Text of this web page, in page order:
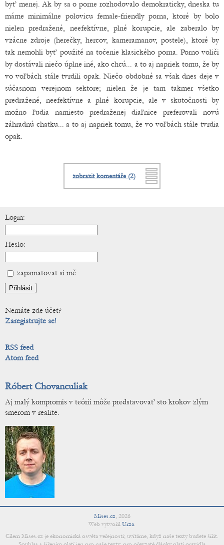
byť menej. Ak by sa o porne rozhodovalo demokraticky, dneska tu
máme minimálne polovicu female-friendly porna, ktoré by bolo
nielen predražené, neefektívne, plné korupcie, ale zaberalo by
vzácne zdroje (herečky, hercov, kameramanov, postele), ktoré by
tak nemohli byť použité na točenie klasického porna. Porno voliči
by dostávali niečo úplne iné, ako chcú... a to aj napriek tomu, že by
vo voľbách stále tvrdili opak. Niečo obdobné sa však dnes deje v
súčasnom verejnom sektore; nielen že je tam takmer všetko
predražené, neefektívne a plné korupcie, ale v skutočnosti by
možno ľudia namiesto predraženej diaľnice preferovali novú
záhradnú chatku... a to aj napriek tomu, že vo voľbách stále tvrdia
opak.
zobrazit komentáře (2)
Login:
Heslo:
zapamatovat si mě
Nemáte zde účet?
Zaregistrujte se!
RSS feed
Atom feed
Róbert Chovanculiak
Aj malý kompromis v teórii môže predstavovať sto krokov zlým
smerom v realite.
Mises.cz, 2026
Web vytvořil Urza.
Cílem Mises.cz je ekonomická osvěta veřejnosti; uvítáme, když naše texty budete šířit.